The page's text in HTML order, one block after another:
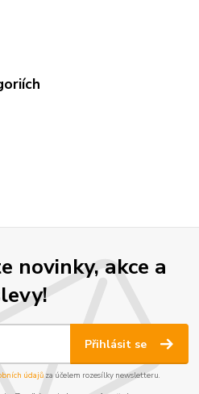
novinky, akce a
Přihlásit se
údajůza účelem rozesílky newsletteru.